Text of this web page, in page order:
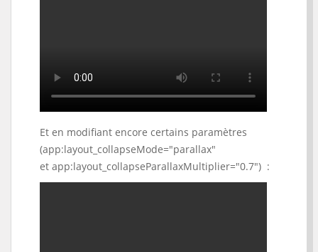
Et en modifiant encore certains paramètres
(app:layout_collapseMode="parallax"
et app:layout_collapseParallaxMultiplier="0.7") :